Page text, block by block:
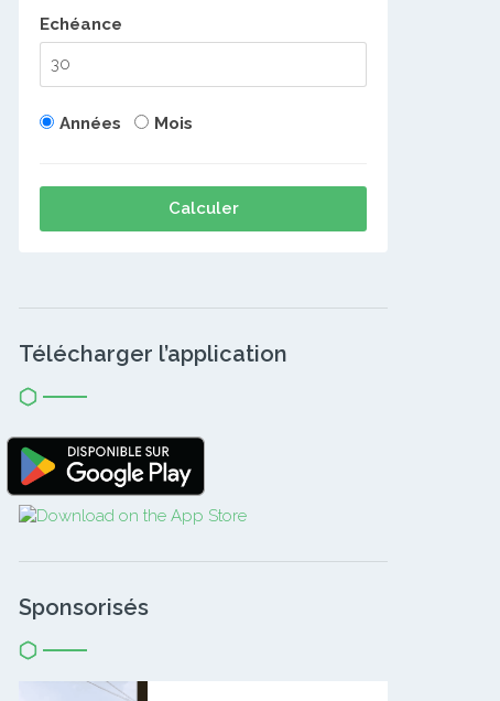
Echéance
Années Mois
Calculer
Télécharger l’application
Sponsorisés